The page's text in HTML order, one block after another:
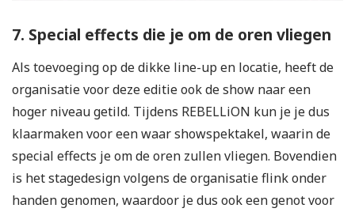
7. Special effects die je om de oren vliegen
Als toevoeging op de dikke line-up en locatie, heeft de
organisatie voor deze editie ook de show naar een
hoger niveau getild. Tijdens REBELLiON kun je je dus
klaarmaken voor een waar showspektakel, waarin de
special effects je om de oren zullen vliegen. Bovendien
is het stagedesign volgens de organisatie flink onder
handen genomen, waardoor je dus ook een genot voor